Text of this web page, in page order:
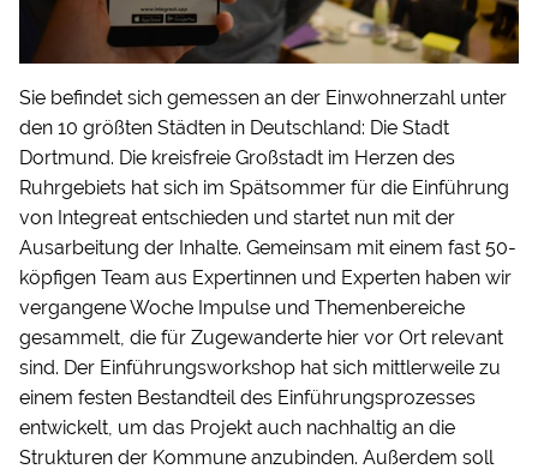
Sie befindet sich gemessen an der Einwohnerzahl unter
den 10 größten Städten in Deutschland: Die Stadt
Dortmund. Die kreisfreie Großstadt im Herzen des
Ruhrgebiets hat sich im Spätsommer für die Einführung
von Integreat entschieden und startet nun mit der
Ausarbeitung der Inhalte. Gemeinsam mit einem fast 50-
köpfigen Team aus Expertinnen und Experten haben wir
vergangene Woche Impulse und Themenbereiche
gesammelt, die für Zugewanderte hier vor Ort relevant
sind. Der Einführungsworkshop hat sich mittlerweile zu
einem festen Bestandteil des Einführungsprozesses
entwickelt, um das Projekt auch nachhaltig an die
Strukturen der Kommune anzubinden. Außerdem soll